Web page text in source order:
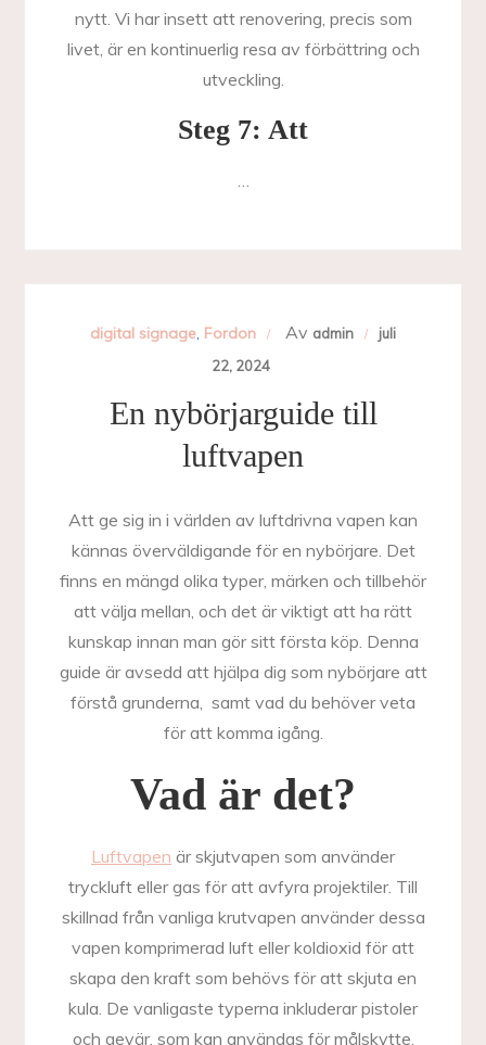
nytt. Vi har insett att renovering, precis som
livet, är en kontinuerlig resa av förbättring och
utveckling.
Steg 7: Att
…
digital signage, Fordon Av admin
juli
22, 2024
En nybörjarguide till
luftvapen
Att ge sig in i världen av luftdrivna vapen kan
kännas överväldigande för en nybörjare. Det
finns en mängd olika typer, märken och tillbehör
att välja mellan, och det är viktigt att ha rätt
kunskap innan man gör sitt första köp. Denna
guide är avsedd att hjälpa dig som nybörjare att
förstå grunderna, samt vad du behöver veta
för att komma igång.
Vad är det?
Luftvapen är skjutvapen som använder
tryckluft eller gas för att avfyra projektiler. Till
skillnad från vanliga krutvapen använder dessa
vapen komprimerad luft eller koldioxid för att
skapa den kraft som behövs för att skjuta en
kula. De vanligaste typerna inkluderar pistoler
och gevär, som kan användas för målskytte,